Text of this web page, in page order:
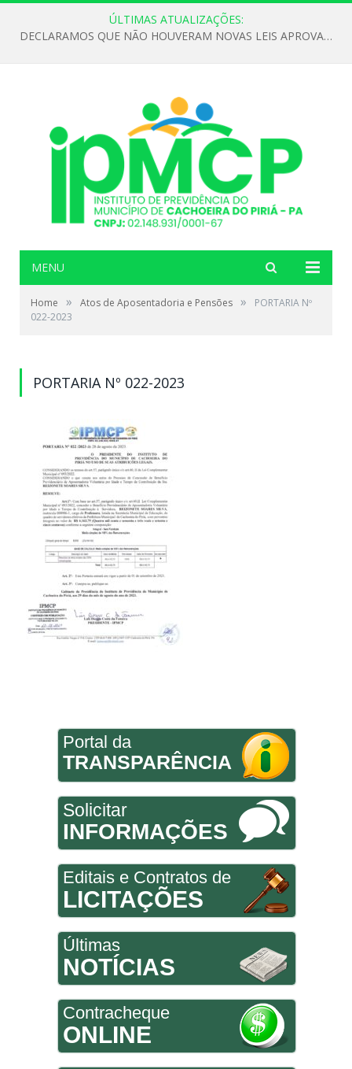
ÚLTIMAS ATUALIZAÇÕES:
DECLARAMOS QUE NÃO HOUVERAM NOVAS LEIS APROVADAS ATÉ O MOMENTO PARA O INSTITUTO DE PREVIDÊNCIA NO ANO DE 2026
MENU
Home » Atos de Aposentadoria e Pensões »
PORTARIA Nº
022-2023
PORTARIA Nº 022-2023
Portal da
TRANSPARÊNCIA
Solicitar
INFORMAÇÕES
Editais e Contratos de
LICITAÇÕES
Últimas
NOTÍCIAS
Contracheque
ONLINE